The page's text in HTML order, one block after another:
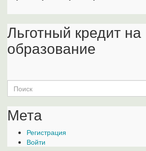
Льготный кредит на
образование
Search
for:
Мета
Регистрация
Войти